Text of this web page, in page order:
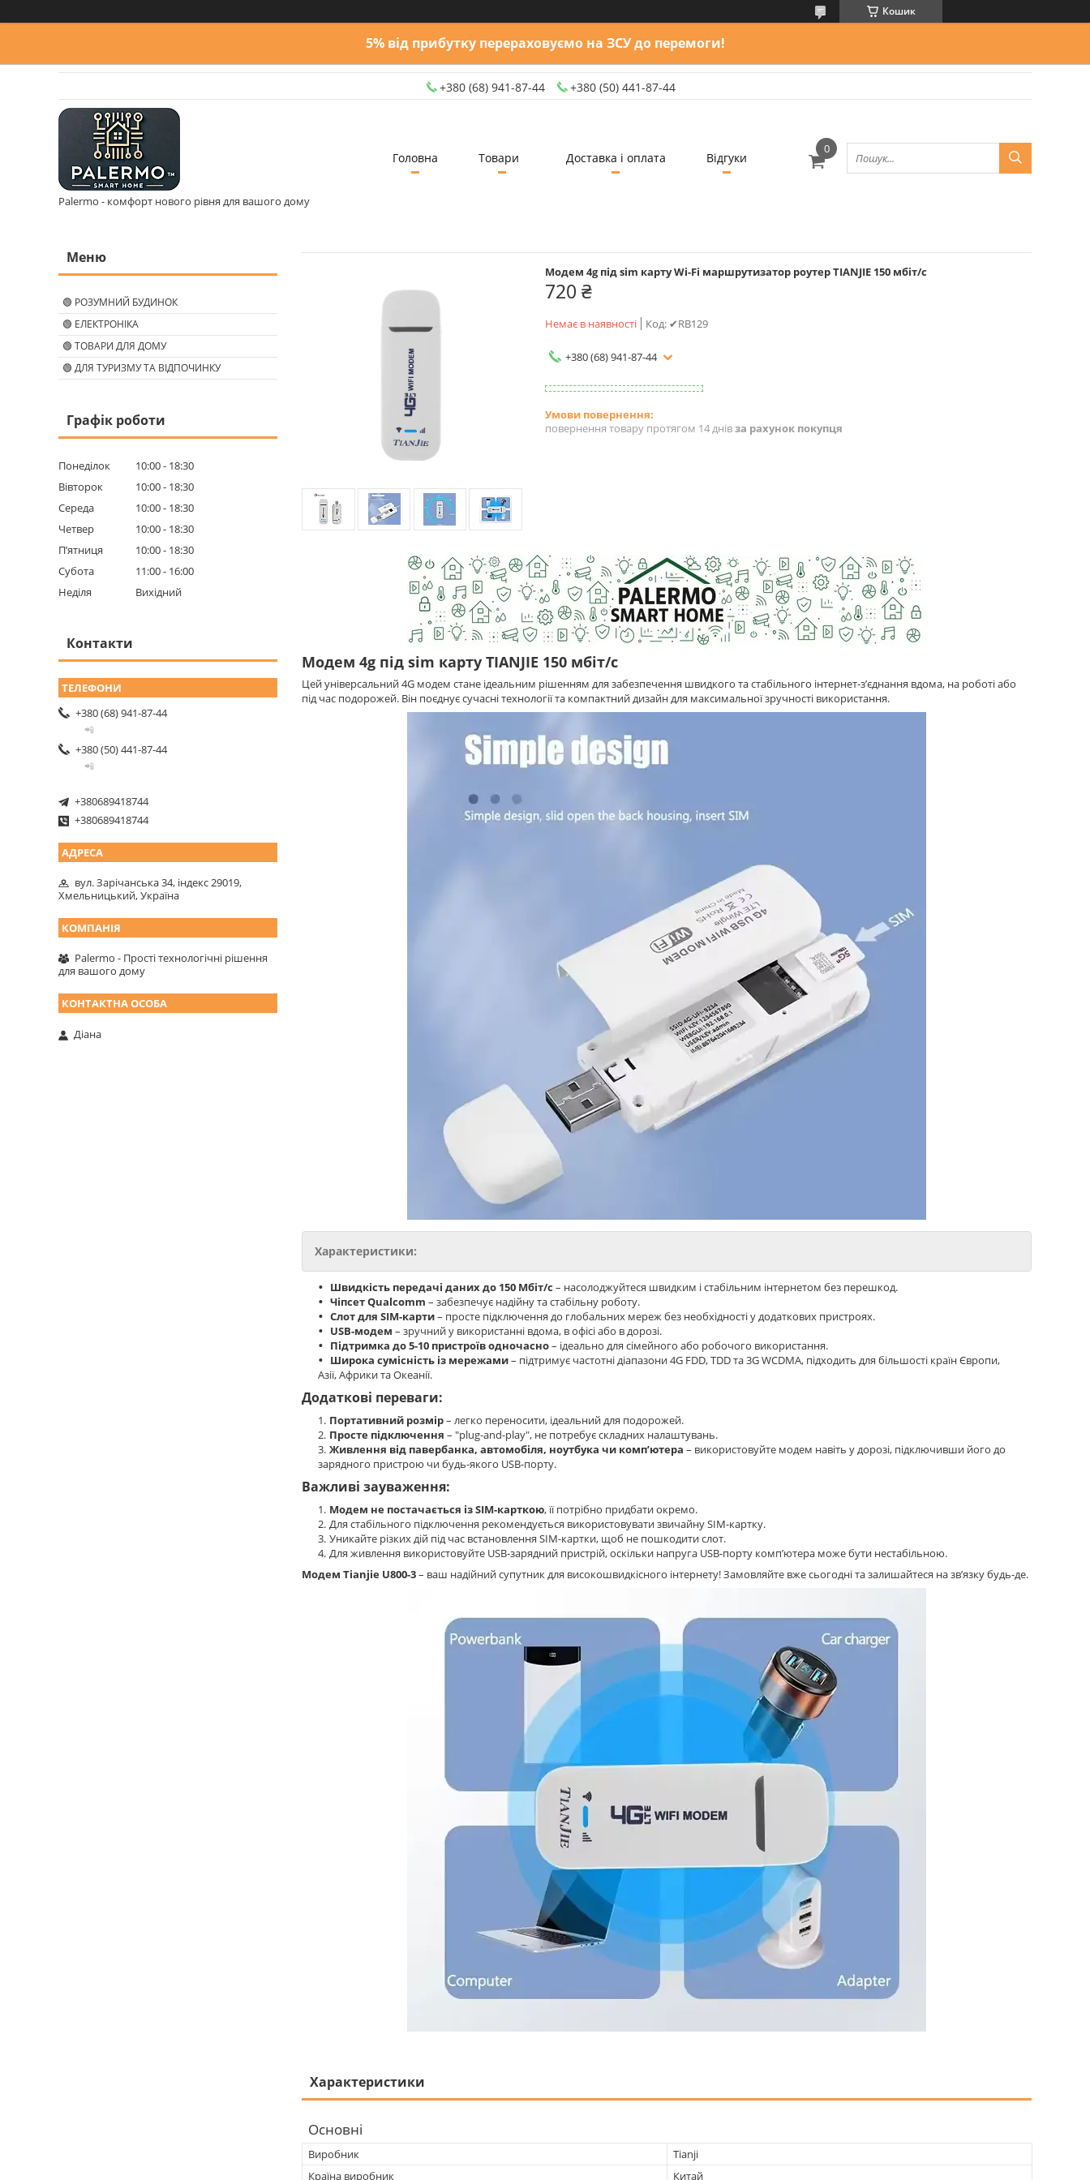
Кошик
5% від прибутку перераховуємо на ЗСУ до перемоги!
+380 (68) 941-87-44 +380 (50) 441-87-44
Palermo - комфорт нового рівня для вашого дому
Головна Товари Доставка і оплата Відгуки
Модем 4g під sim карту Wi-Fi маршрутизатор роутер TIANJIE 150 мбіт/с
720 ₴
Немає в наявності Код: ✔RB129
+380 (68) 941-87-44
повернення товару протягом 14 днівза рахунок покупця
Модем 4g під sim карту TIANJIE 150 мбіт/с
Цей універсальний 4G модем стане ідеальним рішенням для забезпечення швидкого та стабільного інтернет-з’єднання вдома, на роботі або
під час подорожей. Він поєднує сучасні технології та компактний дизайн для максимальної зручності використання.
Характеристики:
Швидкість передачі даних до 150 Мбіт/с – насолоджуйтеся швидким і стабільним інтернетом без перешкод.
Чіпсет Qualcomm – забезпечує надійну та стабільну роботу.
Слот для SIM-карти– просте підключення до глобальних мереж без необхідності у додаткових пристроях.
USB-модем – зручний у використанні вдома, в офісі або в дорозі.
Підтримка до 5-10 пристроїв одночасно– ідеально для сімейного або робочого використання.
Широка сумісність із мережами– підтримує частотні діапазони 4G FDD, TDD та 3G WCDMA, підходить для більшості країн Європи,
Азії, Африки та Океанії.
Додаткові переваги:
Портативний розмір– легко переносити, ідеальний для подорожей.
Просте підключення – "plug-and-play", не потребує складних налаштувань.
Живлення від павербанка, автомобіля, ноутбука чи комп’ютера – використовуйте модем навіть у дорозі, підключивши його до
зарядного пристрою чи будь-якого USB-порту.
Важливі зауваження:
Модем не постачається із SIM-карткою, її потрібно придбати окремо.
Для стабільного підключення рекомендується використовувати звичайну SIM-картку.
Уникайте різких дій під час встановлення SIM-картки, щоб не пошкодити слот.
Для живлення використовуйте USB-зарядний пристрій, оскільки напруга USB-порту комп’ютера може бути нестабільною.
Модем Tianjie U800-3– ваш надійний супутник для високошвидкісного інтернету! Замовляйте вже сьогодні та залишайтеся на зв’язку будь-де.
Характеристики
Основні
Виробник
Tianji
Країна виробник
Китай
🟢 РОЗУМНИЙ БУДИНОК
🟢 ЕЛЕКТРОНІКА
🟢 ТОВАРИ ДЛЯ ДОМУ
🟢 ДЛЯ ТУРИЗМУ ТА ВІДПОЧИНКУ
Графік роботи
Понеділок 10:00
18:30
Вівторок
10:00
18:30
Середа
10:00
18:30
Четвер
10:00
18:30
Пʼятниця
10:00
18:30
Субота
11:00
16:00
Неділя
Вихідний
Контакти
+380 (68) 941-87-44
📲
+380 (50) 441-87-44
📲
+380689418744
+380689418744
вул. Зарічанська 34, індекс 29019,
Хмельницький, Україна
Palermo - Прості технологічні рішення
для вашого дому
Діана